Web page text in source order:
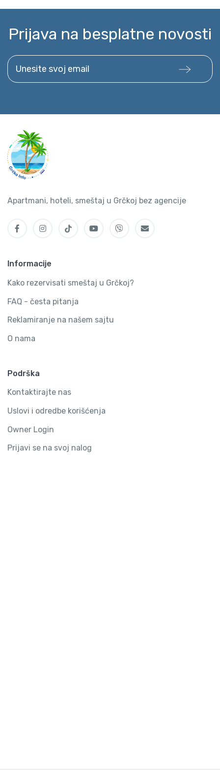
Prijava na besplatne novosti
Unesite svoj email
Apartmani, hoteli, smeštaj u Grčkoj bez agencije
Informacije
Kako rezervisati smeštaj u Grčkoj?
FAQ - česta pitanja
Reklamiranje na našem sajtu
O nama
Podrška
Kontaktirajte nas
Uslovi i odredbe korišćenja
Owner Login
Prijavi se na svoj nalog